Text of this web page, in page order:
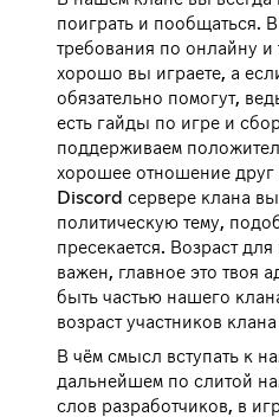
поиграть и пообщаться. В
требования по онлайну и
хорошо вы играете, а
обязательно помогут,
есть гайды по игре и
поддерживаем
хорошее отношение друг
Discord сервере клана
политическую тему,
пресекается. Возраст
важен, главное это твоя
быть частью нашего
возраст участников
В чём смысл вступать к
дальнейшем по слитой
слов разработчиков, в